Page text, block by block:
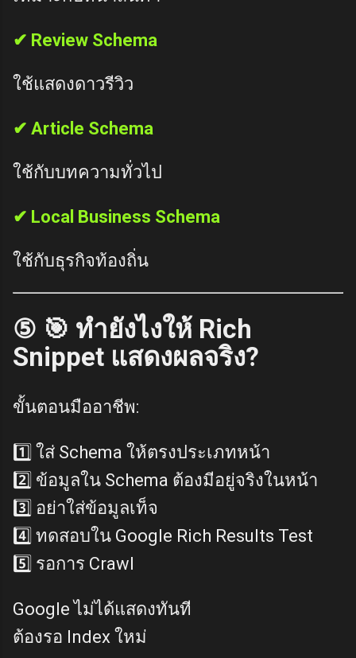
✔ Review Schema
ใช้แสดงดาวรีวิว
✔ Article Schema
ใช้กับบทความทั่วไป
✔ Local Business Schema
ใช้กับธุรกิจท้องถิ่น
⑤ 🎯 ทำยังไงให้ Rich
Snippet แสดงผลจริง?
ขั้นตอนมืออาชีพ:
1️⃣ ใส่ Schema ให้ตรงประเภทหน้า
2️⃣ ข้อมูลใน Schema ต้องมีอยู่จริงในหน้า
3️⃣ อย่าใส่ข้อมูลเท็จ
4️⃣ ทดสอบใน Google Rich Results Test
5️⃣ รอการ Crawl
Google ไม่ได้แสดงทันที
ต้องรอ Index ใหม่